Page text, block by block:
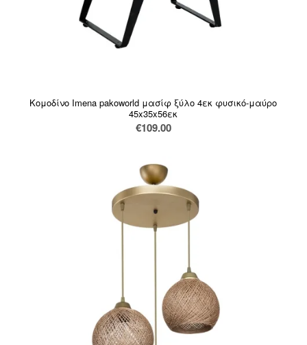
Κομοδίνο Imena pakoworld μασίφ ξύλο 4εκ φυσικό-μαύρο
45x35x56εκ
€109.00